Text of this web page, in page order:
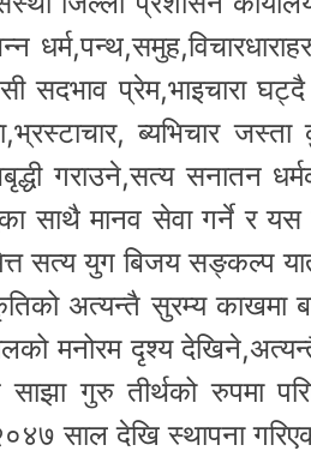
सदभाव प्रेम,भाइचारा घट्दै
ब्यभिचार
गराउने,सत्य सनातन
साथै मानव सेवा गर्ने र
सत्य युग बिजय सङ्कल्प
अत्यन्तै सुरम्य काखमा
मनोरम दृश्य
साझा गुरु तीर्थको रुपमा
साल देखि स्थापना